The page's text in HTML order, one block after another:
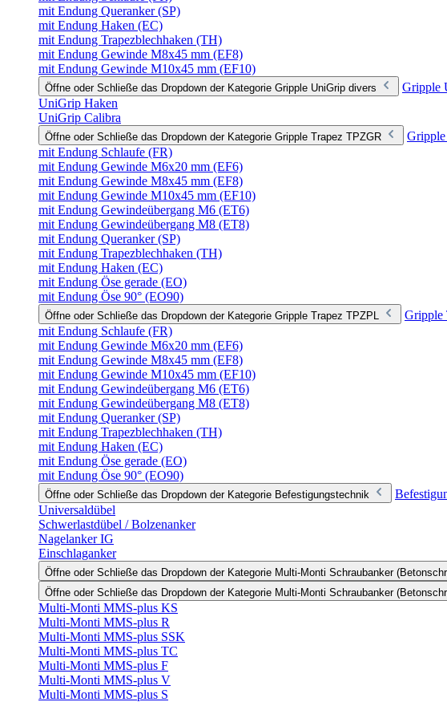
mit Endung Queranker (SP)
mit Endung Haken (EC)
mit Endung Trapezblechhaken (TH)
mit Endung Gewinde M8x45 mm (EF8)
mit Endung Gewinde M10x45 mm (EF10)
Öffne oder Schließe das Dropdown der Kategorie Gripple UniGrip divers Gripple
UniGrip Haken
UniGrip Calibra
Öffne oder Schließe das Dropdown der Kategorie Gripple Trapez TPZGR
mit Endung Schlaufe (FR)
mit Endung Gewinde M6x20 mm (EF6)
mit Endung Gewinde M8x45 mm (EF8)
mit Endung Gewinde M10x45 mm (EF10)
mit Endung Gewindeübergang M6 (ET6)
mit Endung Gewindeübergang M8 (ET8)
mit Endung Queranker (SP)
mit Endung Trapezblechhaken (TH)
mit Endung Haken (EC)
mit Endung Öse gerade (EO)
mit Endung Öse 90° (EO90)
Öffne oder Schließe das Dropdown der Kategorie Gripple Trapez TPZPL Gripple
mit Endung Schlaufe (FR)
mit Endung Gewinde M6x20 mm (EF6)
mit Endung Gewinde M8x45 mm (EF8)
mit Endung Gewinde M10x45 mm (EF10)
mit Endung Gewindeübergang M6 (ET6)
mit Endung Gewindeübergang M8 (ET8)
mit Endung Queranker (SP)
mit Endung Trapezblechhaken (TH)
mit Endung Haken (EC)
mit Endung Öse gerade (EO)
mit Endung Öse 90° (EO90)
Öffne oder Schließe das Dropdown der Kategorie Befestigungstechnik
Universaldübel
Schwerlastdübel / Bolzenanker
Nagelanker IG
Einschlaganker
Öffne oder Schließe das Dropdown der Kategorie Multi-Monti Schraubanker
Öffne oder Schließe das Dropdown der Kategorie Multi-Monti Schraubanker
Multi-Monti MMS-plus KS
Multi-Monti MMS-plus R
Multi-Monti MMS-plus SSK
Multi-Monti MMS-plus TC
Multi-Monti MMS-plus F
Multi-Monti MMS-plus V
Multi-Monti MMS-plus S